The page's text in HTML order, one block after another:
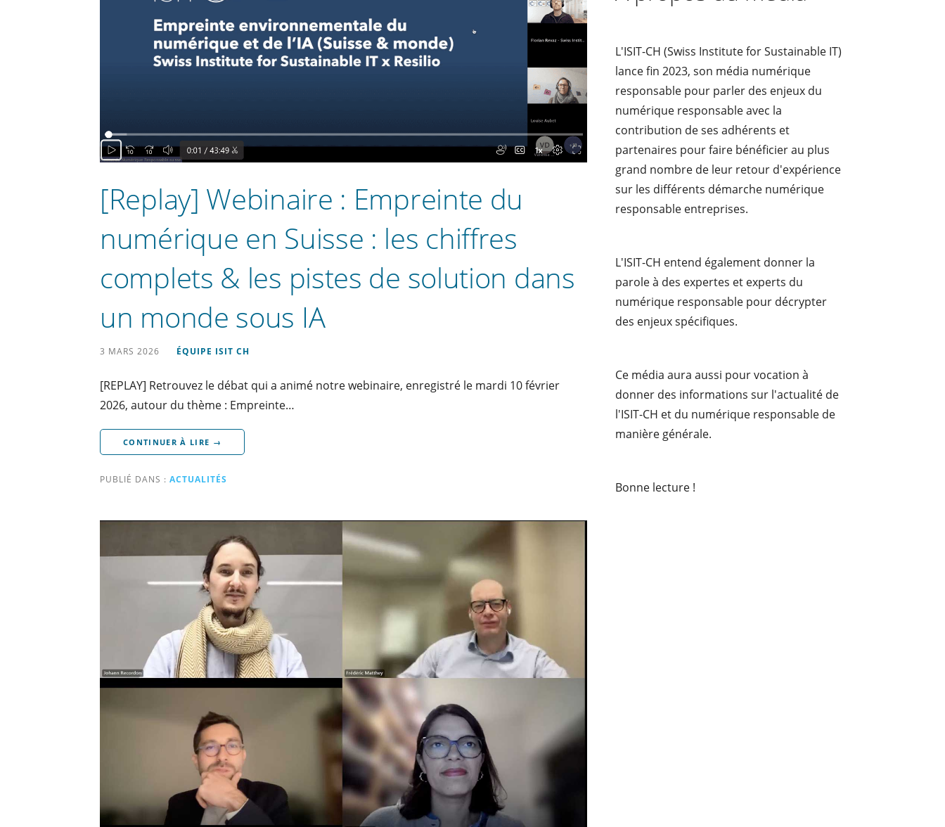
[Replay] Webinaire : Empreinte du
numérique en Suisse : les chiffres
complets & les pistes de solution dans
un monde sous IA
3 MARS 2026 ÉQUIPE ISIT CH
[REPLAY] Retrouvez le débat qui a animé notre webinaire, enregistré le mardi 10 février
2026, autour du thème : Empreinte…
CONTINUER À LIRE →
PUBLIÉ DANS : ACTUALITÉS
L'ISIT-CH (Swiss Institute for Sustainable IT)
lance fin 2023, son média numérique
responsable pour parler des enjeux du
numérique responsable avec la
contribution de ses adhérents et
partenaires pour faire bénéficier au plus
grand nombre de leur retour d'expérience
sur les différents démarche numérique
responsable entreprises.
L'ISIT-CH entend également donner la
parole à des expertes et experts du
numérique responsable pour décrypter
des enjeux spécifiques.
Ce média aura aussi pour vocation à
donner des informations sur l'actualité de
l'ISIT-CH et du numérique responsable de
manière générale.
Bonne lecture !